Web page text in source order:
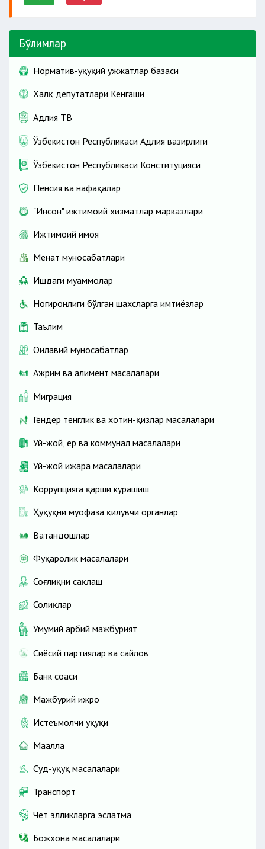
Бўлимлар
Норматив-ҳуқуқий ҳужжатлар базаси
Халқ депутатлари Кенгаши
Адлия ТВ
Ўзбекистон Республикаси Адлия вазирлиги
Ўзбекистон Республикаси Конституцияси
Пенсия ва нафақалар
"Инсон" ижтимоий хизматлар марказлари
Ижтимоий ҳимоя
Меҳнат муносабатлари
Ишдаги муаммолар
Ногиронлиги бўлган шахсларга имтиёзлар
Таълим
Оилавий муносабатлар
Ажрим ва алимент масалалари
Миграция
Гендер тенглик ва хотин-қизлар масалалари
Уй-жой, ер ва коммунал масалалари
Уй-жой ижара масалалари
Коррупцияга қарши курашиш
Ҳуқуқни муҳофаза қилувчи органлар
Ватандошлар
Фуқаролик масалалари
Соғлиқни сақлаш
Солиқлар
Умумий ҳарбий мажбурият
Сиёсий партиялар ва сайлов
Банк соҳаси
Мажбурий ижро
Истеъмолчи ҳуқуқи
Маҳалла
Суд-ҳуқуқ масалалари
Транспорт
Чет элликларга эслатма
Божхона масалалари